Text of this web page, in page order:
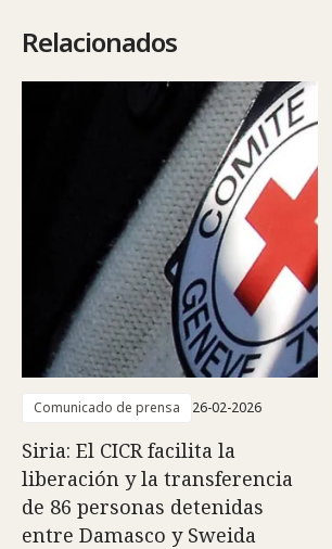
Relacionados
Comunicado de prensa 26-02-2026
Siria: El CICR facilita la
liberación y la transferencia
de 86 personas detenidas
entre Damasco y Sweida